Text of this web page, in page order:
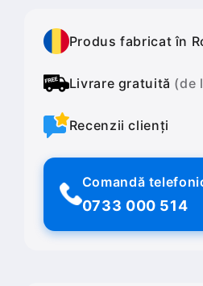
Produs fabricat în
Livrare gratuită (de
Recenzii clienți
Comandă
0733 000 514